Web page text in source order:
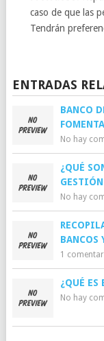
caso de que las
Tendrán
ENTRADAS
BANCO
No hay
¿QUÉ
No hay
BANCOS
1
¿QUÉ ES
No hay